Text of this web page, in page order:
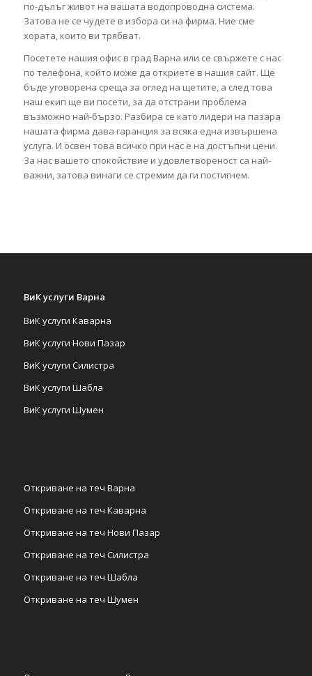
по-дълъг живот на вашата водопроводна система.
Затова не се чудете в избора си на фирма. Ние сме
хората, които ви трябват.
Посетете нашия офис в град Варна или се свържете с нас
по телефона, който може да откриете в нашия сайт. Ще
бъде уговорена среща за оглед на щетите, а след това
наш екип ще ви посети, за да отстрани проблема
възможно най-бързо. Разбира се като лидери на пазара
нашата фирма дава гаранция за всяка една извършена
услуга. И освен това всичко при нас е на достъпни цени.
За нас вашето спокойствие и удовлетвореност са най-
важни, затова винаги се стремим да ги постигнем.
ВиК услуги Варна
ВиК услуги Каварна
ВиК услуги Нови Пазар
ВиК услуги Силистра
ВиК услуги Шабла
ВиК услуги Шумен
Откриване на теч Варна
Откриване на теч Каварна
Откриване на теч Нови Пазар
Откриване на теч Силистра
Откриване на теч Шабла
Откриване на теч Шумен